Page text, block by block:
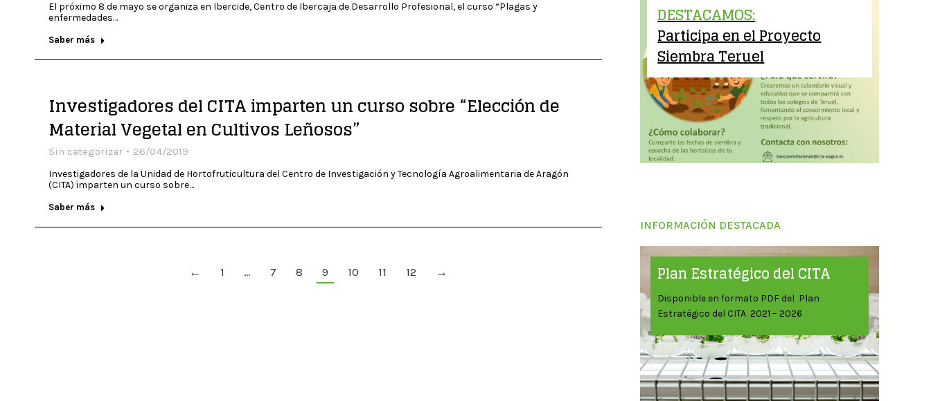
El próximo 8 de mayo se organiza en Ibercide, Centro de Ibercaja de Desarrollo Profesional, el curso “Plagas y
enfermedades…
Saber más
Investigadores del CITA imparten un curso sobre “Elección de
Material Vegetal en Cultivos Leñosos”
Sin categorizar 26/04/2019
Investigadores de la Unidad de Hortofruticultura del Centro de Investigación y Tecnología Agroalimentaria de Aragón
(CITA) imparten un curso sobre…
Saber más
← 1 … 7 8 9 10 11 12 →
DESTACAMOS:
Participa en el Proyecto
Siembra Teruel
INFORMACIÓN DESTACADA
Plan Estratégico del CITA
Disponible en formato PDF del Plan
Estratégico del CITA 2021 – 2026